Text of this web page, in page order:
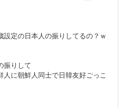
設定の日本人の振りしてるの？ｗ
振りして
人に朝鮮人同士で日韓友好ごっこ